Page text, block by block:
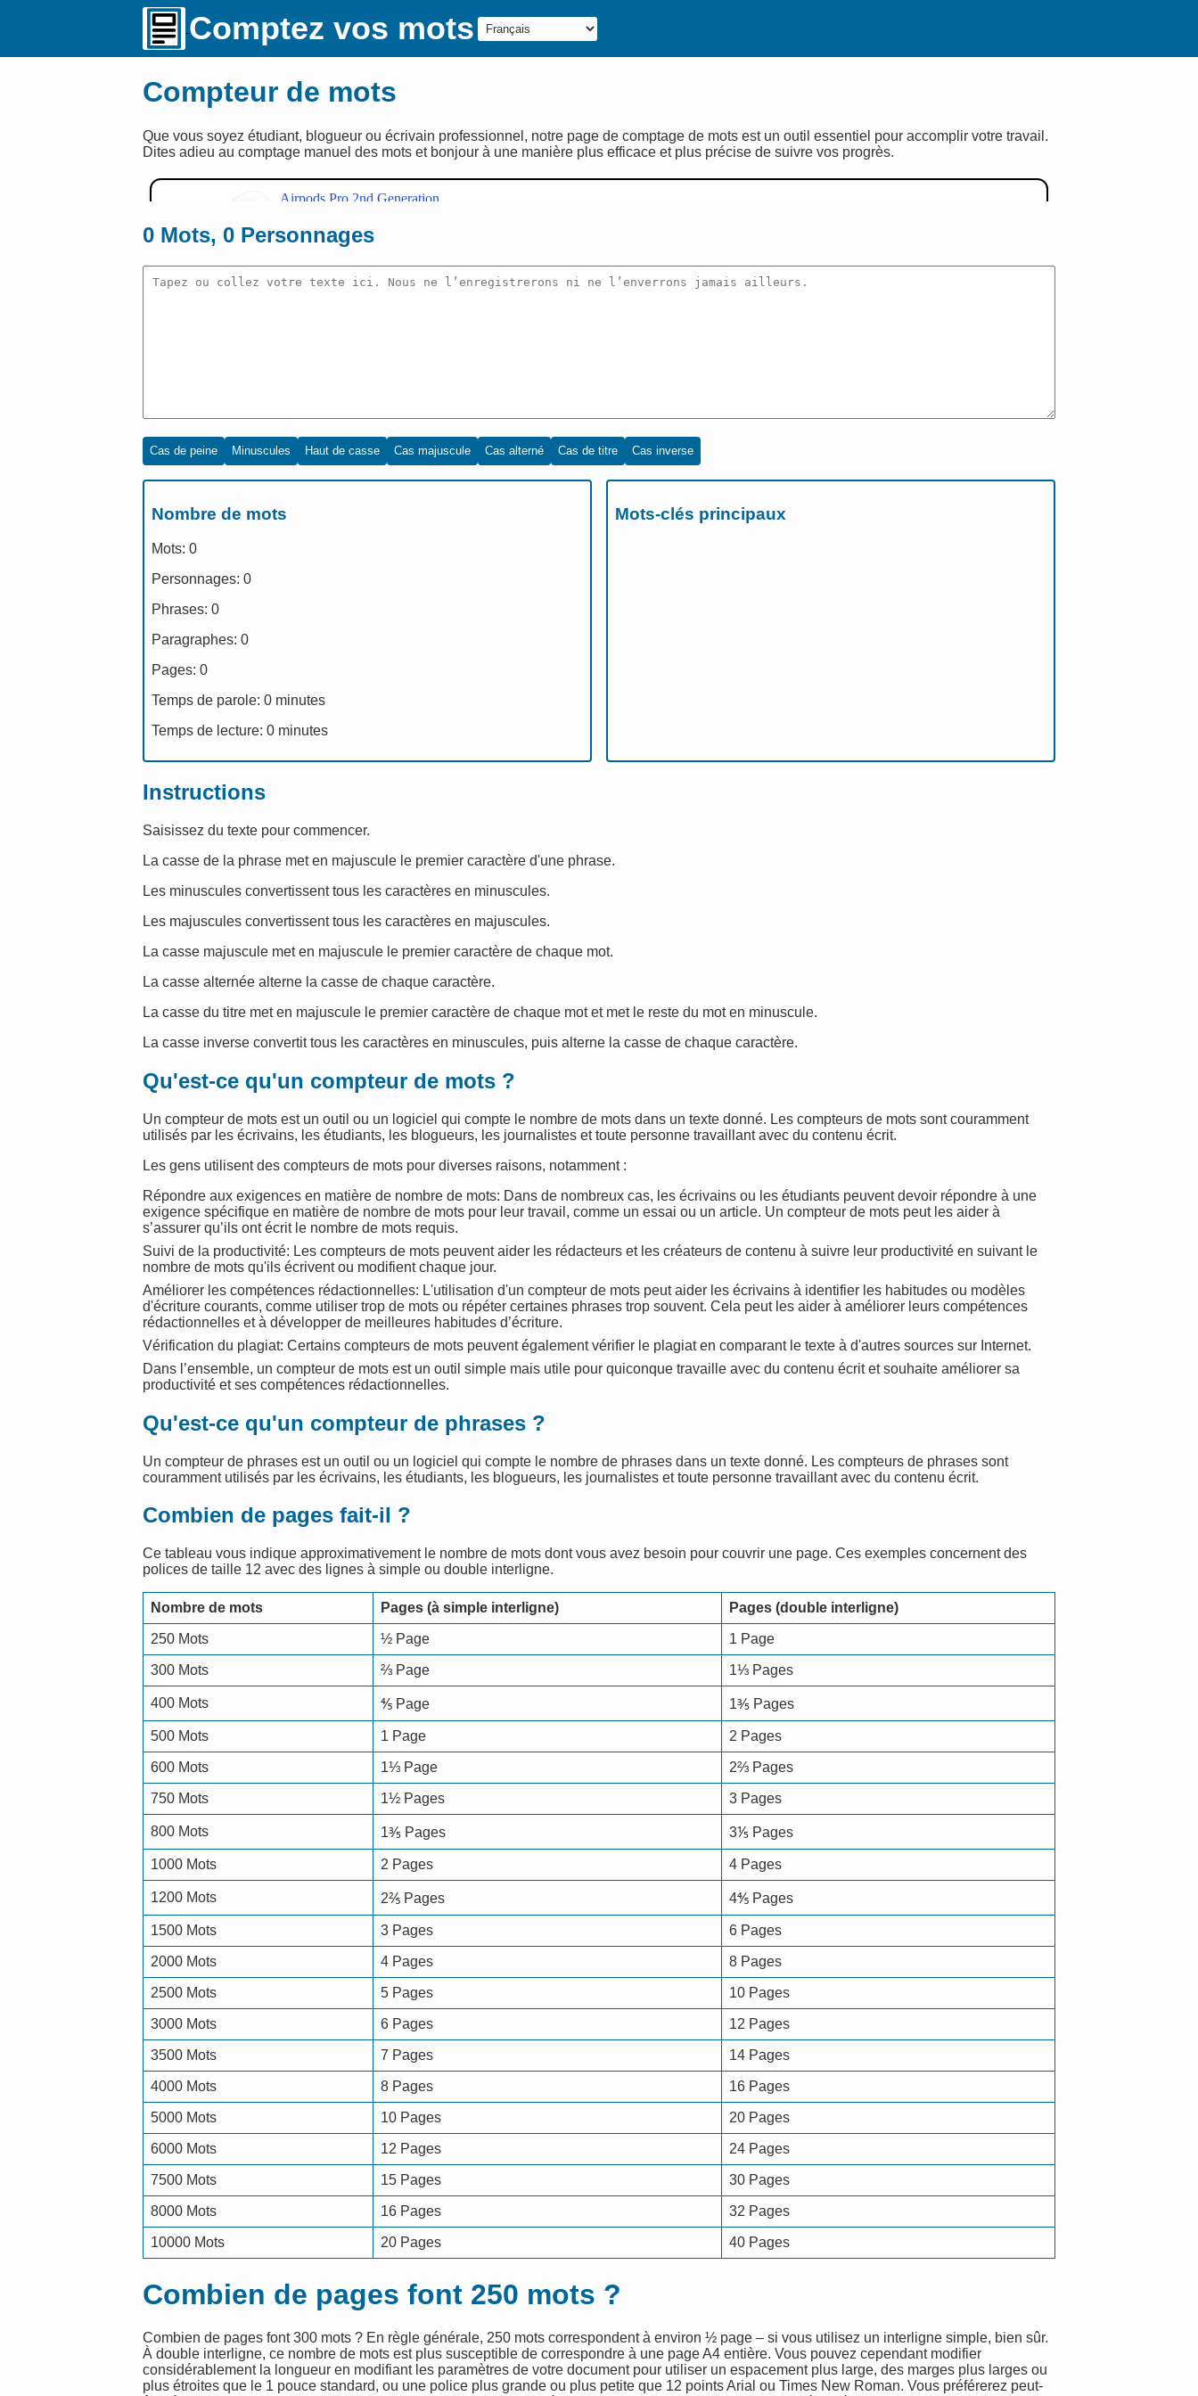
Comptez vos mots
Compteur de mots
Que vous soyez étudiant, blogueur ou écrivain professionnel, notre page de comptage de mots est un outil essentiel pour accomplir votre travail.
Dites adieu au comptage manuel des mots et bonjour à une manière plus efficace et plus précise de suivre vos progrès.
0 Mots, 0 Personnages
Cas de peine Minuscules Haut de casse Cas majuscule Cas alterné Cas de titre Cas inverse
Nombre de mots
Mots: 0
Personnages: 0
Phrases: 0
Paragraphes: 0
Pages: 0
Temps de parole: 0 minutes
Temps de lecture: 0 minutes
Mots-clés principaux
Instructions
Saisissez du texte pour commencer.
La casse de la phrase met en majuscule le premier caractère d'une phrase.
Les minuscules convertissent tous les caractères en minuscules.
Les majuscules convertissent tous les caractères en majuscules.
La casse majuscule met en majuscule le premier caractère de chaque mot.
La casse alternée alterne la casse de chaque caractère.
La casse du titre met en majuscule le premier caractère de chaque mot et met le reste du mot en minuscule.
La casse inverse convertit tous les caractères en minuscules, puis alterne la casse de chaque caractère.
Qu'est-ce qu'un compteur de mots ?
Un compteur de mots est un outil ou un logiciel qui compte le nombre de mots dans un texte donné. Les compteurs de mots sont couramment
utilisés par les écrivains, les étudiants, les blogueurs, les journalistes et toute personne travaillant avec du contenu écrit.
Les gens utilisent des compteurs de mots pour diverses raisons, notamment :
Répondre aux exigences en matière de nombre de mots: Dans de nombreux cas, les écrivains ou les étudiants peuvent devoir répondre à une
exigence spécifique en matière de nombre de mots pour leur travail, comme un essai ou un article. Un compteur de mots peut les aider à
s’assurer qu’ils ont écrit le nombre de mots requis.
Suivi de la productivité: Les compteurs de mots peuvent aider les rédacteurs et les créateurs de contenu à suivre leur productivité en suivant le
nombre de mots qu'ils écrivent ou modifient chaque jour.
Améliorer les compétences rédactionnelles: L'utilisation d'un compteur de mots peut aider les écrivains à identifier les habitudes ou modèles
d'écriture courants, comme utiliser trop de mots ou répéter certaines phrases trop souvent. Cela peut les aider à améliorer leurs compétences
rédactionnelles et à développer de meilleures habitudes d’écriture.
Vérification du plagiat: Certains compteurs de mots peuvent également vérifier le plagiat en comparant le texte à d'autres sources sur Internet.
Dans l’ensemble, un compteur de mots est un outil simple mais utile pour quiconque travaille avec du contenu écrit et souhaite améliorer sa
productivité et ses compétences rédactionnelles.
Qu'est-ce qu'un compteur de phrases ?
Un compteur de phrases est un outil ou un logiciel qui compte le nombre de phrases dans un texte donné. Les compteurs de phrases sont
couramment utilisés par les écrivains, les étudiants, les blogueurs, les journalistes et toute personne travaillant avec du contenu écrit.
Combien de pages fait-il ?
Ce tableau vous indique approximativement le nombre de mots dont vous avez besoin pour couvrir une page. Ces exemples concernent des
polices de taille 12 avec des lignes à simple ou double interligne.
Nombre de mots Pages (à simple interligne) Pages (double interligne)
250 Mots ½ Page 1 Page
300 Mots ⅔ Page 1⅓ Pages
400 Mots ⅘ Page 1⅗ Pages
500 Mots 1 Page 2 Pages
600 Mots 1⅓ Page 2⅔ Pages
750 Mots 1½ Pages 3 Pages
800 Mots 1⅗ Pages 3⅕ Pages
1000 Mots 2 Pages 4 Pages
1200 Mots 2⅖ Pages 4⅘ Pages
1500 Mots 3 Pages 6 Pages
2000 Mots 4 Pages 8 Pages
2500 Mots 5 Pages 10 Pages
3000 Mots 6 Pages 12 Pages
3500 Mots 7 Pages 14 Pages
4000 Mots 8 Pages 16 Pages
5000 Mots 10 Pages 20 Pages
6000 Mots 12 Pages 24 Pages
7500 Mots 15 Pages 30 Pages
8000 Mots 16 Pages 32 Pages
10000 Mots 20 Pages 40 Pages
Combien de pages font 250 mots ?
Combien de pages font 300 mots ? En règle générale, 250 mots correspondent à environ ½ page – si vous utilisez un interligne simple, bien sûr.
À double interligne, ce nombre de mots est plus susceptible de correspondre à une page A4 entière. Vous pouvez cependant modifier
considérablement la longueur en modifiant les paramètres de votre document pour utiliser un espacement plus large, des marges plus larges ou
plus étroites que le 1 pouce standard, ou une police plus grande ou plus petite que 12 points Arial ou Times New Roman. Vous préférerez peut-